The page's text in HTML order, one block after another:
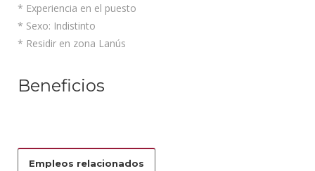
* Experiencia en el puesto
* Sexo: Indistinto
* Residir en zona Lanús
Beneficios
Empleos relacionados